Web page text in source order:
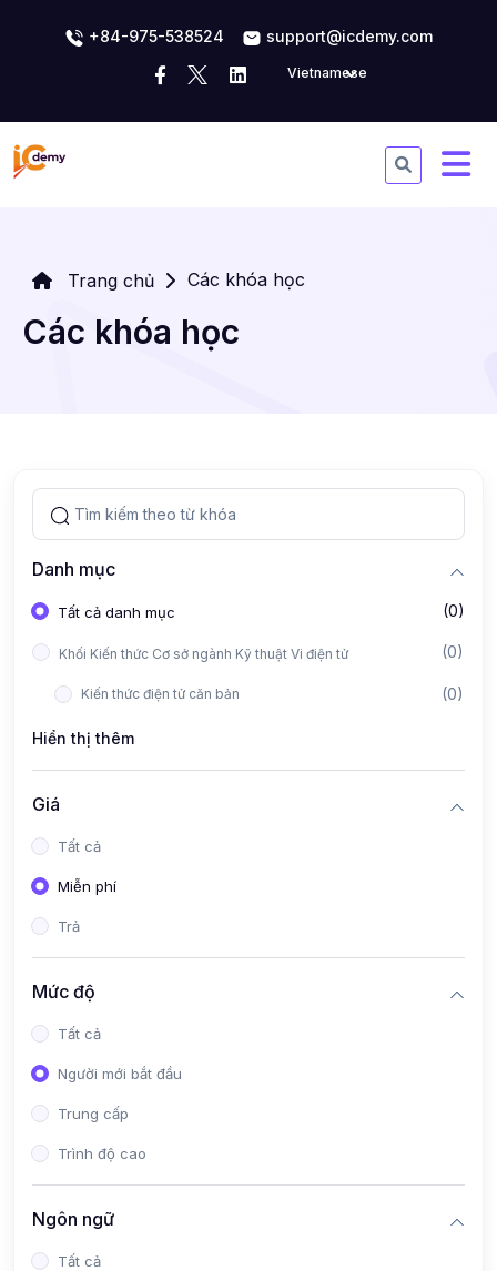
+84-975-538524 support@icdemy.com
Vietnamese
Trang chủ Các khóa học
Các khóa học
Danh mục
Tất cả danh mục (0)
Khối Kiến thức Cơ sở ngành Kỹ thuật Vi điện tử (0)
Kiến thức điện tử căn bản (0)
Hiển thị thêm
Giá
Tất cả
Miễn phí
Trả
Mức độ
Tất cả
Người mới bắt đầu
Trung cấp
Trình độ cao
Ngôn ngữ
Tất cả